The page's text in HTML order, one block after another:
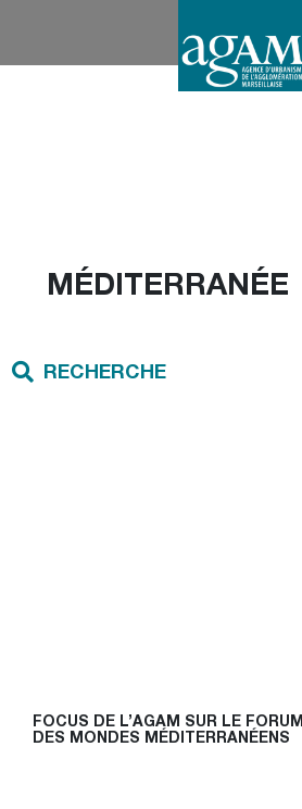
AGAM
MÉDITERRANÉE
RECHERCHE
FOCUS DE L’AGAM SUR LE FORUM
DES MONDES MÉDITERRANÉENS